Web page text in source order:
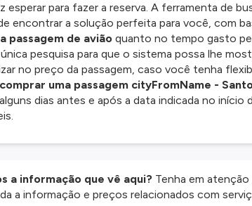
para fazer a reserva. A ferramenta de
encontrar a solução perfeita para você, com
passagem de avião quanto no tempo gasto
pesquisa para que o sistema possa lhe
no preço da passagem, caso você tenha
comprar uma passagem cityFromName -
dias antes e após a data indicada no início
a informação que vê aqui? Tenha em
a informação e preços relacionados com